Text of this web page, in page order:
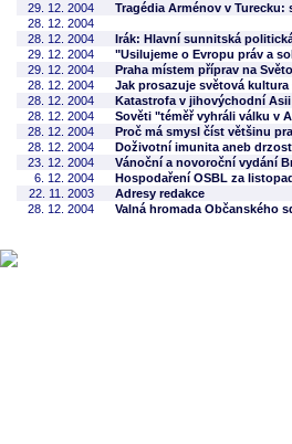
29. 12. 2004
Tragédia Arménov v Turecku:
28. 12. 2004
28. 12. 2004
Irák: Hlavní sunnitská
29. 12. 2004
"Usilujeme o Evropu práv a
29. 12. 2004
Praha místem příprav na
28. 12. 2004
Jak prosazuje světová
28. 12. 2004
Katastrofa v jihovýchodní
28. 12. 2004
Sověti "téměř vyhráli válku v
28. 12. 2004
Proč má smysl číst většinu
28. 12. 2004
Doživotní imunita aneb
23. 12. 2004
Vánoční a novoroční vydání
6. 12. 2004
Hospodaření OSBL za
22. 11. 2003
Adresy redakce
28. 12. 2004
Valná hromada Občanského